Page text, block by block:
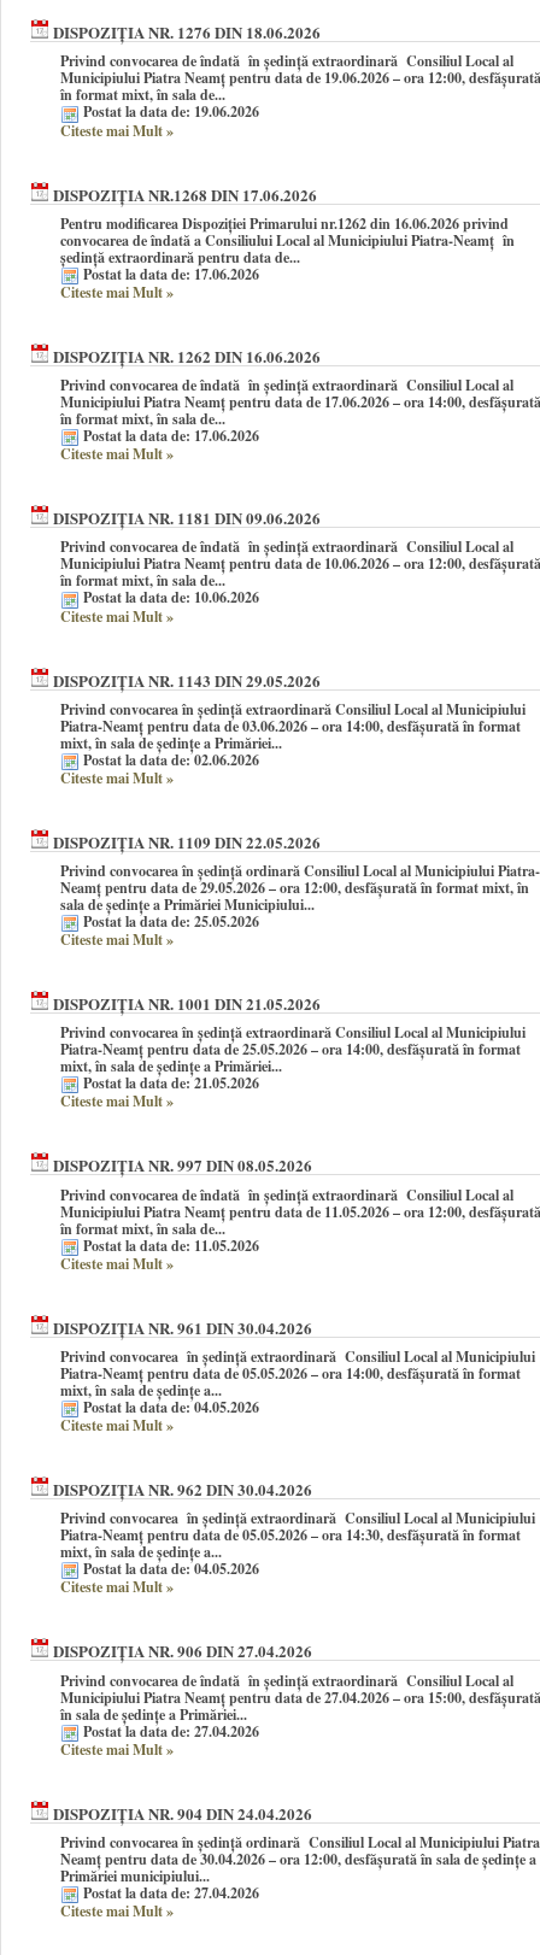
DISPOZIȚIA NR. 1276 DIN 18.06.2026
Privind convocarea de îndată în şedinţă extraordinară Consiliul Local al
Municipiului Piatra Neamţ pentru data de 19.06.2026 – ora 12:00, desfășurată
în format mixt, în sala de...
Postat la data de: 19.06.2026
Citeste mai Mult»
DISPOZIȚIA NR.1268 DIN 17.06.2026
Pentru modificarea Dispoziției Primarului nr.1262 din 16.06.2026 privind
convocarea de îndată a Consiliului Local al Municipiului Piatra-Neamţ în
şedinţă extraordinară pentru data de...
Postat la data de: 17.06.2026
Citeste mai Mult»
DISPOZIȚIA NR. 1262 DIN 16.06.2026
Privind convocarea de îndată în şedinţă extraordinară Consiliul Local al
Municipiului Piatra Neamţ pentru data de 17.06.2026 – ora 14:00, desfășurată
în format mixt, în sala de...
Postat la data de: 17.06.2026
Citeste mai Mult»
DISPOZIȚIA NR. 1181 DIN 09.06.2026
Privind convocarea de îndată în şedinţă extraordinară Consiliul Local al
Municipiului Piatra Neamţ pentru data de 10.06.2026 – ora 12:00, desfășurată
în format mixt, în sala de...
Postat la data de: 10.06.2026
Citeste mai Mult»
DISPOZIȚIA NR. 1143 DIN 29.05.2026
Privind convocarea în şedinţă extraordinară Consiliul Local al Municipiului
Piatra-Neamţ pentru data de 03.06.2026 – ora 14:00, desfășurată în format
mixt, în sala de ședințe a Primăriei...
Postat la data de: 02.06.2026
Citeste mai Mult»
DISPOZIȚIA NR. 1109 DIN 22.05.2026
Privind convocarea în şedinţă ordinară Consiliul Local al Municipiului Piatra-
Neamţ pentru data de 29.05.2026 – ora 12:00, desfășurată în format mixt, în
sala de ședințe a Primăriei Municipiului...
Postat la data de: 25.05.2026
Citeste mai Mult»
DISPOZIȚIA NR. 1001 DIN 21.05.2026
Privind convocarea în şedinţă extraordinară Consiliul Local al Municipiului
Piatra-Neamţ pentru data de 25.05.2026 – ora 14:00, desfășurată în format
mixt, în sala de ședințe a Primăriei...
Postat la data de: 21.05.2026
Citeste mai Mult»
DISPOZIȚIA NR. 997 DIN 08.05.2026
Privind convocarea de îndată în şedinţă extraordinară Consiliul Local al
Municipiului Piatra Neamţ pentru data de 11.05.2026 – ora 12:00, desfășurată
în format mixt, în sala de...
Postat la data de: 11.05.2026
Citeste mai Mult»
DISPOZIȚIA NR. 961 DIN 30.04.2026
Privind convocarea în şedinţă extraordinară Consiliul Local al Municipiului
Piatra-Neamţ pentru data de 05.05.2026 – ora 14:00, desfășurată în format
mixt, în sala de ședințe a...
Postat la data de: 04.05.2026
Citeste mai Mult»
DISPOZIȚIA NR. 962 DIN 30.04.2026
Privind convocarea în şedinţă extraordinară Consiliul Local al Municipiului
Piatra-Neamţ pentru data de 05.05.2026 – ora 14:30, desfășurată în format
mixt, în sala de ședințe a...
Postat la data de: 04.05.2026
Citeste mai Mult»
DISPOZIȚIA NR. 906 DIN 27.04.2026
Privind convocarea de îndată în şedinţă extraordinară Consiliul Local al
Municipiului Piatra Neamţ pentru data de 27.04.2026 – ora 15:00, desfășurată
în sala de ședințe a Primăriei...
Postat la data de: 27.04.2026
Citeste mai Mult»
DISPOZIȚIA NR. 904 DIN 24.04.2026
Privind convocarea în şedinţă ordinară Consiliul Local al Municipiului Piatra
Neamţ pentru data de 30.04.2026 – ora 12:00, desfășurată în sala de ședințe a
Primăriei municipiului...
Postat la data de: 27.04.2026
Citeste mai Mult»